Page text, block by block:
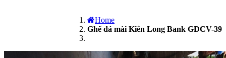
Home
Ghế đá mài Kiên Long Bank GDCV-39